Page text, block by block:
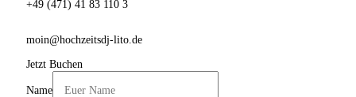
+49 (471) 41 83 110 3
moin@hochzeitsdj-lito.de
Jetzt Buchen
Name